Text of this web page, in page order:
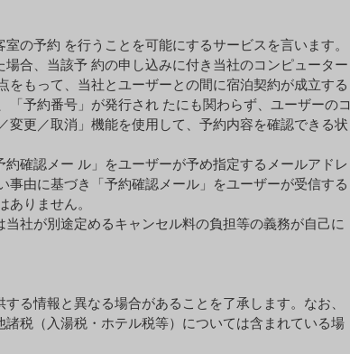
の予約 を⾏うことを可能にするサービスを⾔います。
合、当該予 約の申し込みに付き当社のコンピューター
もって、当社とユーザーとの間に宿泊契約が成⽴する
予約番号」が発⾏され たにも関わらず、ユーザーのコ
更／取消」機能を使⽤して、予約内容を確認できる状
確認メー ル」をユーザーが予め指定するメールアドレ
由に基づき「予約確認メール」をユーザーが受信する
りません。
社が別途定めるキャンセル料の負担等の義務が⾃⼰に
る情報と異なる場合があることを了承します。なお、
税（⼊湯税・ホテル税等）については含まれている場